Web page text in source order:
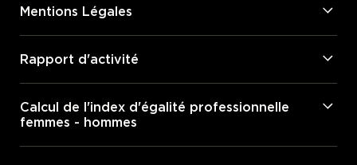
Mentions Légales
Rapport d'activité
Calcul de l'index d'égalité professionnelle
femmes - hommes